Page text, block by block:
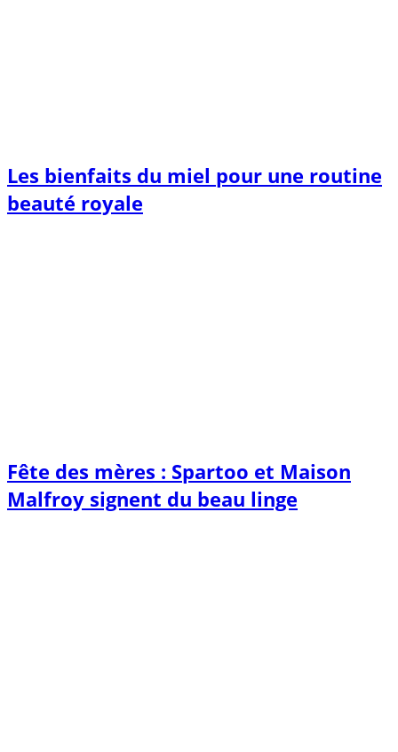
Les bienfaits du miel pour une routine
beauté royale
Fête des mères : Spartoo et Maison
Malfroy signent du beau linge